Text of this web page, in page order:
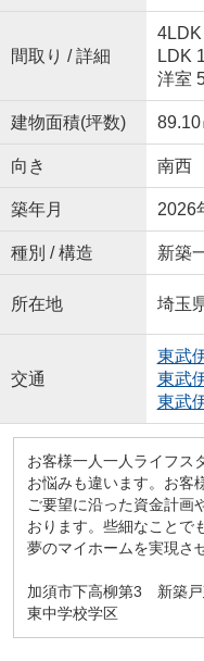
間取り / 詳細
4LDK
LDK
洋室
建物面積(坪数)
向き 南西
築年月 2026
種別 / 構造 新築
所在地 埼玉
交通
東武
東武
東武
お客様一人一人ライフス
お悩みも違います。お客
ご要望に沿った資金計画
おります。些細なことで
夢のマイホームを実現さ
加須市下高柳第3 新築
東中学校学区